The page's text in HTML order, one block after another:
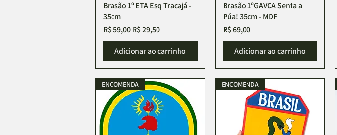
Visualização rápida
Brasão 1º ETA Esq Tracajá -
35cm
Preço normal
R$ 59,00 Preço promocional
R$ 29,50
Adicionar ao carrinho
Visualização rápida
Brasão 1ºGAVCA Senta a
Púa! 35cm - MDF
Preço
R$ 69,00
Adicionar ao carrinho
ENCOMENDA ENCOMENDA